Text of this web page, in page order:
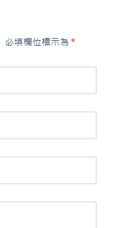
必填欄位標示為 *